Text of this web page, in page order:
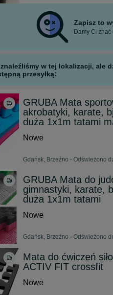
Zapisz to
Damy Ci
w tej lokalizacji, ale
przesyłką:
GRUBA Mata
akrobatyki, karate,
duża 1x1m tatami
Nowe
Gdańsk, Brzeźno - Odświeżono
GRUBA Mata do
gimnastyki, karate,
duża 1x1m tatami
Nowe
Gdańsk, Brzeźno - Odświeżono
Mata do ćwiczeń
ACTIV FIT crossfit
Nowe